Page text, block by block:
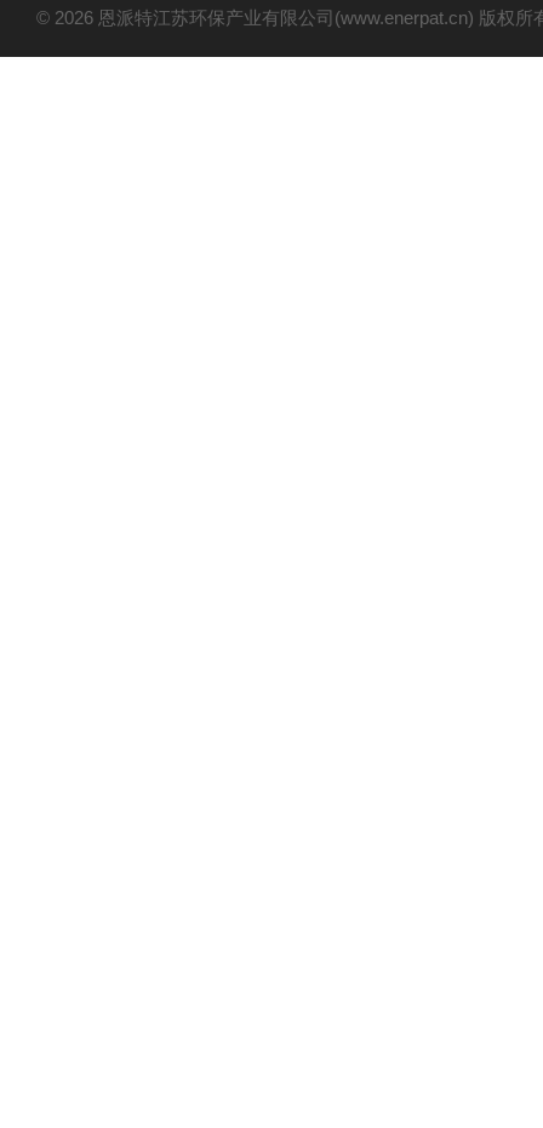
© 2026 恩派特江苏环保产业有限公司(www.enerpat.cn) 版权